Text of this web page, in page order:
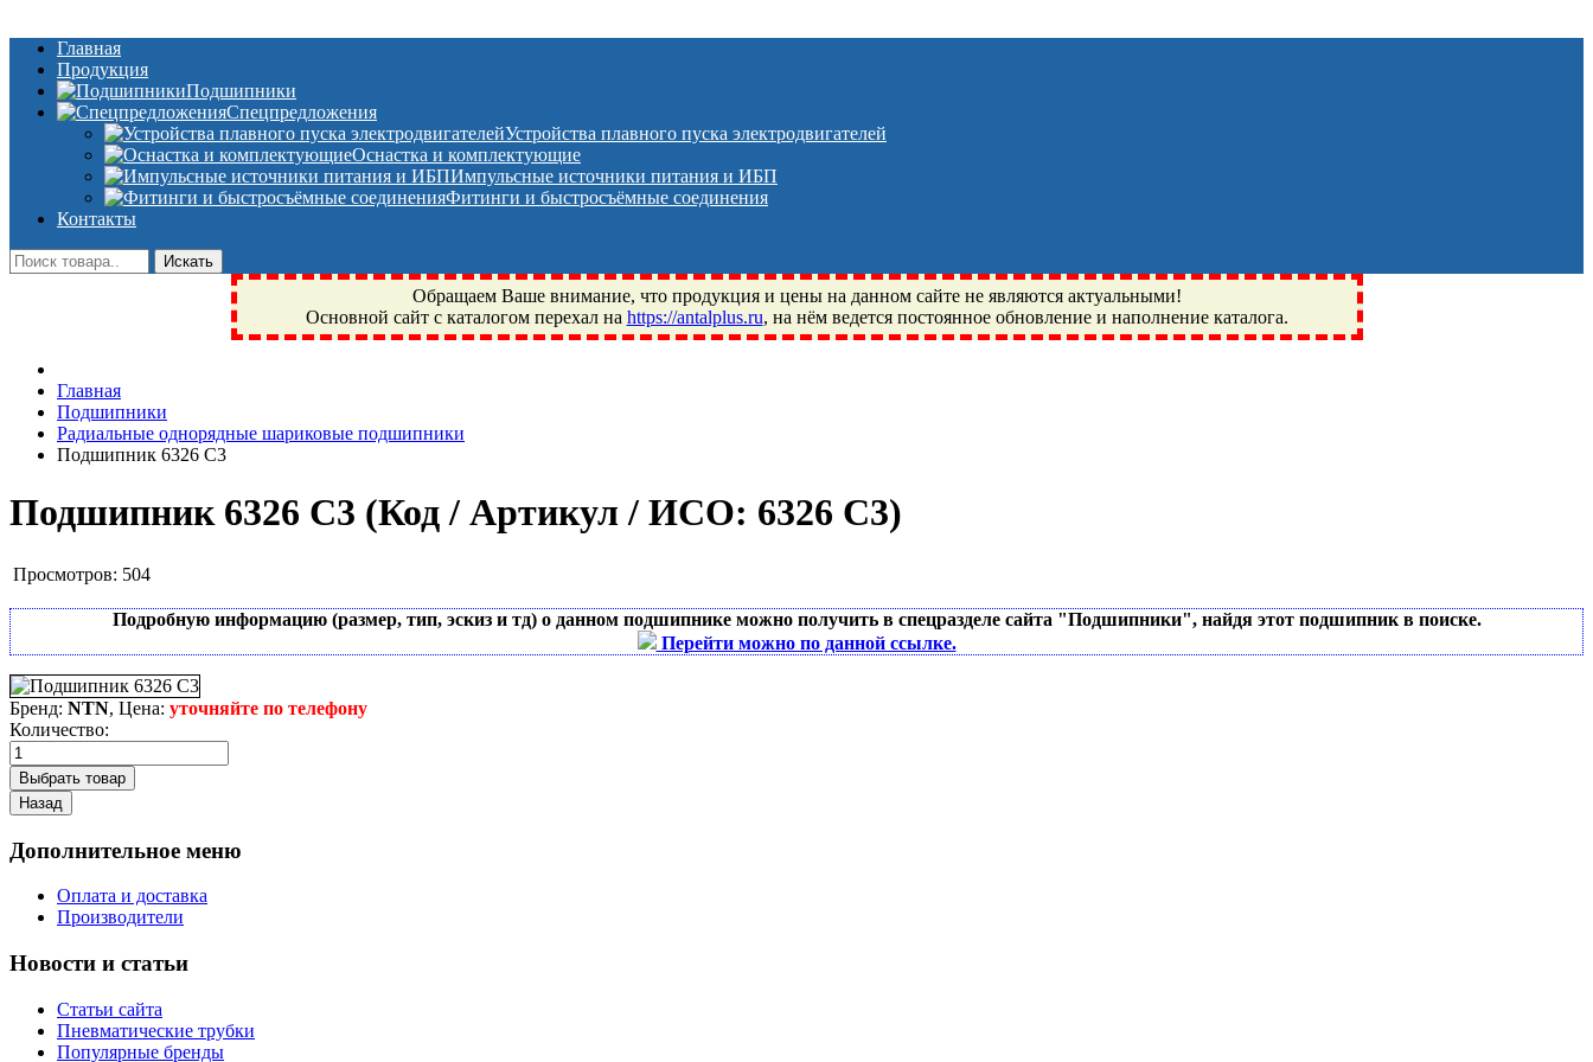
Главная
Продукция
Подшипники
Спецпредложения
Устройства плавного пуска электродвигателей
Оснастка и комплектующие
Импульсные источники питания и ИБП
Фитинги и быстросъёмные соединения
Контакты
Обращаем Ваше внимание, что продукция и цены на данном сайте не являются актуальными!
Основной сайт с каталогом перехал на https://antalplus.ru, на нём ведется постоянное обновление и наполнение каталога.
Фрязино, Антал+, плюс, Свердловский, Загорянский, Юбилейный, Щелково, Москва, Пушкино, Королёв, Балашиха, Фряново, Монино, Ивантеевка, подшипники, пневматика, метизы,
техника, сварочные аппараты, NIS, NSK, JED, KPT, NXZ, ГПЗ, Neutral, WHX, ZWZ, CRAFT, СПЗ-4, NECTECH, KG, LQY, DPI, BSN, SPZ, РФ, BMZ, ХАРП, CX, РОЛТОМ, APZ, FBJ, KYK,
NTN, SKF, купить, заказать
Главная
Подшипники
Радиальные однорядные шариковые подшипники
Подшипник 6326 C3
Подшипник 6326 C3 (Код / Артикул / ИСО: 6326 C3)
Просмотров: 504
Подробную информацию (размер, тип, эскиз и тд) о данном подшипнике можно получить в спецразделе сайта "Подшипники", найдя этот подшипник в поиске.
Перейти можно по данной ссылке.
Бренд: NTN, Цена: уточняйте по телефону
Количество:
Дополнительное меню
Оплата и доставка
Производители
Новости и статьи
Статьи сайта
Пневматические трубки
Популярные бренды